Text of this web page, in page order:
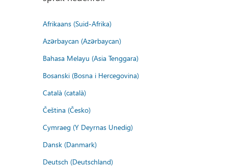
Afrikaans (Suid-Afrika)
Azərbaycan (Azərbaycan)
Bahasa Melayu (Asia Tenggara)
Bosanski (Bosna i Hercegovina)
Català (català)
Čeština (Česko)
Cymraeg (Y Deyrnas Unedig)
Dansk (Danmark)
Deutsch (Deutschland)